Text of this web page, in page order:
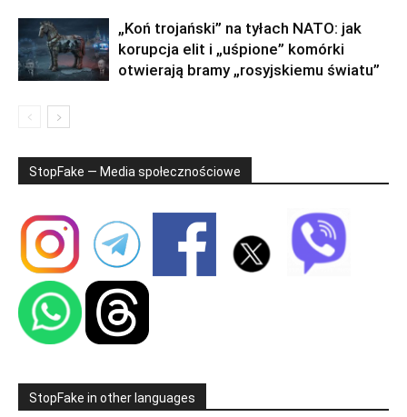
„Koń trojański” na tyłach NATO: jak
korupcja elit i „uśpione” komórki
otwierają bramy „rosyjskiemu światu”
StopFake — Media społecznościowe
StopFake in other languages